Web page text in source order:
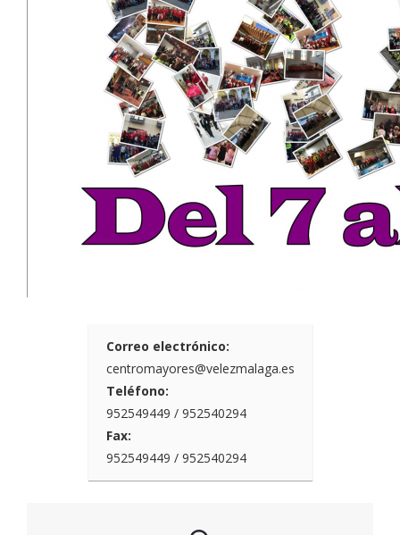
Correo electrónico:
centromayores@velezmalaga.es
Teléfono:
952549449 / 952540294
Fax:
952549449 / 952540294